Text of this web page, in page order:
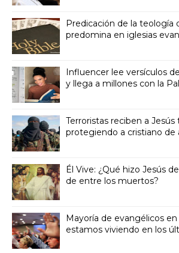
Predicación de la teología
predomina en iglesias
Influencer lee versículos
y llega a millones con la
Terroristas reciben a Jesús
protegiendo a cristiano de
Él Vive: ¿Qué hizo Jesús
de entre los muertos?
Mayoría de evangélicos
estamos viviendo en los